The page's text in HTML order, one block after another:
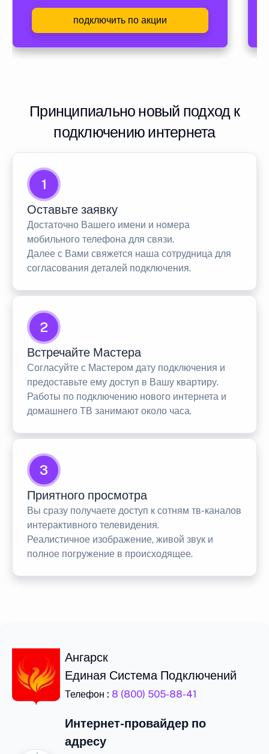
подключить по акции
Принципиально новый подход к
подключению интернета
1
Оставьте заявку
Достаточно Вашего имени и номера
мобильного телефона для связи.
Далее с Вами свяжется наша сотрудница для
согласования деталей подключения.
2
Встречайте Мастера
Согласуйте с Мастером дату подключения и
предоставьте ему доступ в Вашу квартиру.
Работы по подключению нового интернета и
домашнего ТВ занимают около часа.
3
Приятного просмотра
Вы сразу получаете доступ к сотням тв-каналов
интерактивного телевидения.
Реалистичное изображение, живой звук и
полное погружение в происходящее.
Ангарск
Единая Система Подключений
Телефон : 8 (800) 505-88-41
Интернет-провайдер по
адресу